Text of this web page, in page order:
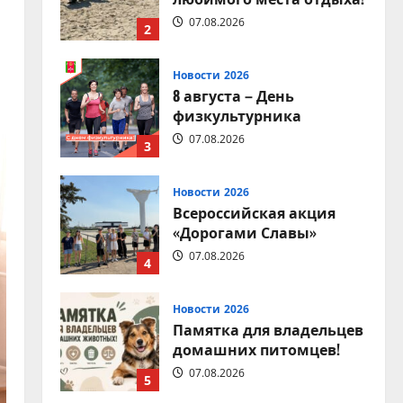
2 07.08.2026
3
Новости 2026
8 августа – День
физкультурника
07.08.2026
4
Новости 2026
Всероссийская акция
«Дорогами Славы»
07.08.2026
5
Новости 2026
Памятка для владельцев
домашних питомцев!
07.08.2026